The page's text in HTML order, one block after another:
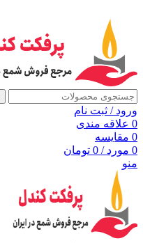
ورود / ثبت نام
0 علاقه مندی
0 مقايسه
0 مورد /
0 تومان
منو